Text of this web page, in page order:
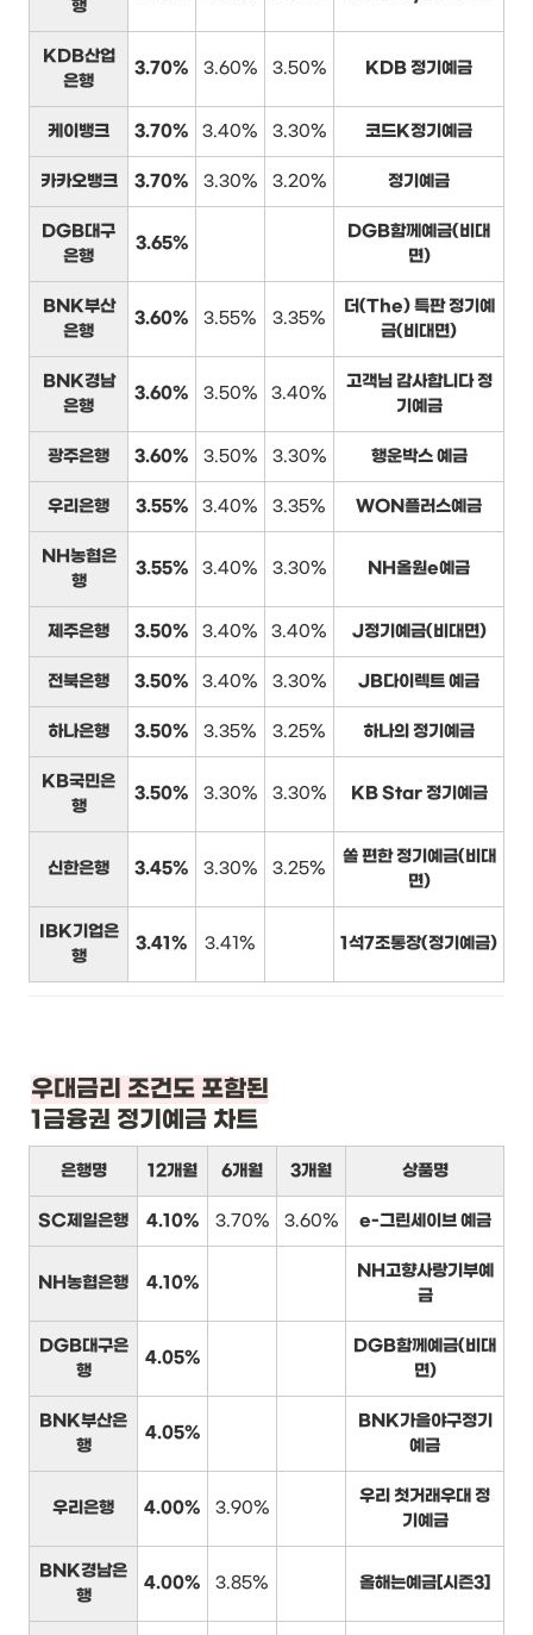
행
KDB산업
은행
3.70% 3.60% 3.50% KDB 정기예금
케이뱅크 3.70% 3.40% 3.30% 코드K정기예금
카카오뱅크 3.70% 3.30% 3.20% 정기예금
DGB대구
은행
3.65%
DGB함께예금(비대
면)
BNK부산
은행
3.60% 3.55% 3.35%
더(The) 특판 정기예
금(비대면)
BNK경남
은행
3.60% 3.50% 3.40%
고객님 감사합니다 정
기예금
광주은행 3.60% 3.50% 3.30% 행운박스 예금
우리은행 3.55% 3.40% 3.35% WON플러스예금
NH농협은
행
3.55% 3.40% 3.30% NH올원e예금
제주은행 3.50% 3.40% 3.40% J정기예금(비대면)
전북은행 3.50% 3.40% 3.30% JB다이렉트 예금
하나은행 3.50% 3.35% 3.25% 하나의 정기예금
KB국민은
행
3.50% 3.30% 3.30% KB Star 정기예금
신한은행 3.45% 3.30% 3.25%
쏠 편한 정기예금(비대
면)
IBK기업은
행
3.41% 3.41% 1석7조통장(정기예금)
1금융권 정기예금 차트
은행명 12개월 6개월 3개월 상품명
SC제일은행 4.10% 3.70% 3.60% e-그린세이브 예금
NH농협은행 4.10%
NH고향사랑기부예
금
DGB대구은
행
4.05%
DGB함께예금(비대
면)
BNK부산은
행
4.05%
BNK가을야구정기
예금
우리은행 4.00% 3.90%
우리 첫거래우대 정
기예금
BNK경남은
행
4.00% 3.85% 올해는예금[시즌3]